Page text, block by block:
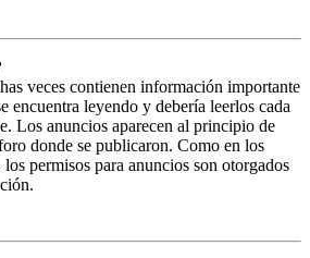
veces contienen información importante
encuentra leyendo y debería leerlos cada
Los anuncios aparecen al principio de
donde se publicaron. Como en los
permisos para anuncios son otorgados